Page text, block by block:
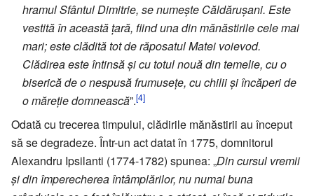
hramul Sfântul Dimitrie, se numește Căldărușani. Este
vestită în această țară, fiind una din mănăstirile cele mai
mari; este clădită tot de răposatul Matei voievod.
Clădirea este întinsă și cu totul nouă din temelie, cu o
biserică de o nespusă frumusețe, cu chilii și încăperi de
o măreție domnească”.[4]
Odată cu trecerea timpului, clădirile mănăstirii au început
să se degradeze. Într-un act datat în 1775, domnitorul
Alexandru Ipsilanti (1774-1782) spunea: „Din cursul vremii
și din împerecherea întâmplărilor, nu numai buna